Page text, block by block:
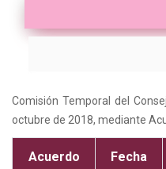
Comisión Temporal del
octubre de 2018, mediante
Acuerdo Fecha